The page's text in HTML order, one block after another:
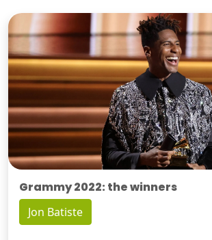
Grammy 2022: the winners
Jon Batiste